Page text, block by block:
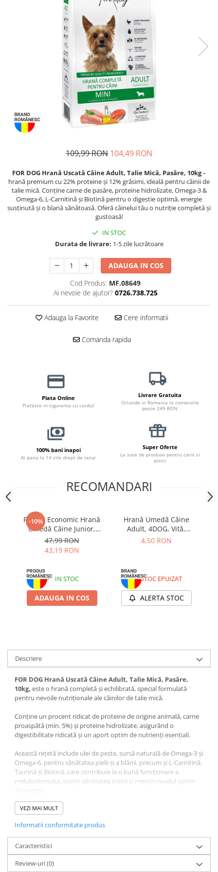
Covorașe Igienice Câini
Antiparazitare Câini
Vitamine Câini
Perii & Piepteni
Culcușuri & Saltele Câini
Castroane și Adapatori
Cuști și Genți
Zgărzi, Lese & Hamuri
Jucării Câini
Așternut Igienic Pisici
Antiparazitare Pisici
Perii & Piepteni Pisici
Accesorii Pisici
Castroane & Adapatori Pisici
Cuști & Genți Pisici
Litiere Pisici
Jucării Pisici
109,99 RON 104,49 RON
FOR DOG Hrană Uscată Câine Adult, Talie Mică, Pasăre, 10kg–
hrană premium cu 22% proteine și 12% grăsimi, ideală pentru câinii de
talie mică. Conține carne de pasăre, proteine hidrolizate, Omega-3 &
Omega-6, L-Carnitină și Biotină pentru o digestie optimă, energie
susținută și o blană sănătoasă. Oferă câinelui tău o nutriție completă și
gustoasă!
IN STOC
Durata de livrare: 1-5 zile lucrătoare
ADAUGA IN COS
Cod Produs: MF.08649
Ai nevoie de ajutor? 0726.738.725
Adauga la Favorite Cere informatii
Comanda rapida
Plata Online
Plateste in siguranta cu cardul
Livrare Gratuita
Oriunde in Romania la comenzile
peste 249 RON
100% bani inapoi
Ai pana la 14 zile drept de retur
Super Oferte
La sute de produse pentru caini si
pisici
RECOMANDARI
-10%
Pachet Economic Hrană
Umedă Câine Junior,
4DOG, Pui în sos, 24x100g
47,99 RON
43,19 RON
IN STOC
ADAUGA IN COS
Hrană Umedă Câine
Adult, 4DOG, Vită,
Conservă, 415g
4,50 RON
STOC EPUIZAT
ALERTA STOC
Descriere
FOR DOG Hrană Uscată Câine Adult, Talie Mică, Pasăre,
10kg, este o hrană completă și echilibrată, special formulată
pentru nevoile nutriționale ale câinilor de talie mică.
Conține un procent ridicat de proteine de origine animală, carne
proaspătă (min. 5%) și proteine hidrolizate, asigurând o
digestibilitate ridicată și un aport optim de nutrienți esențiali.
Această rețetă include ulei de pește, sursă naturală de Omega-3 și
Omega-6, pentru sănătatea pielii și a blănii, precum și L-Carnitină,
Taurină și Biotină, care contribuie la o bună funcționare a
metabolismului, susțin sănătatea inimii și mențin nivelul optim
Formula este îmbogățită cu minerale chelatate și vitamine
dentare și a oaselor puternice. Cu un conținut echilibrat de
proteine (22%) și grăsimi (12%), această hrană este ideală pentru
menținerea masei musculare și a unei greutăți optime la câinii de
talie mică.
VEZI MAI MULT
Informatii conformitate produs
Caracteristici
Review-uri(0)